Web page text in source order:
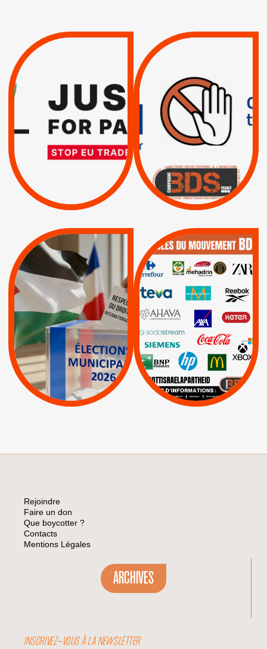
VIOLATIONS DES
SUSPENSION
TOTALE DE
L’ACCORD
D’ASSOCIATION UE-
ISRAËL
| Pétitions
INTERNATIONAL ?
TRUMP, MACRON :
MÊME COMBAT
| Actus |
| Boycott militaire |
Lettres d'interpellation
MUNICIPALES 2026 :
JE VOTE POUR LE
RESPECT DU DROIT
INTERNATIONAL EN
PALESTINE
APPELS | Actus |
Espaces Sans
Apartheid
| Lettres d'interpellation
QUE BOYCOTTER ?
BOYCOTT /
AXA BNP | CAF |
Carrefour | HP |
Keter |
Livres et brochures |
Mehadrin | PUMA
Sodastream |
Visuels, tracts,
affiches,...
Rejoindre
Faire un don
Que boycotter ?
Contacts
Mentions Légales
ARCHIVES
INSCRIVEZ-VOUS À LA NEWSLETTER